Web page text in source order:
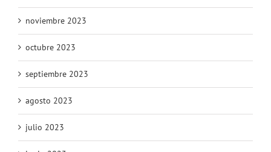
noviembre 2023
octubre 2023
septiembre 2023
agosto 2023
julio 2023